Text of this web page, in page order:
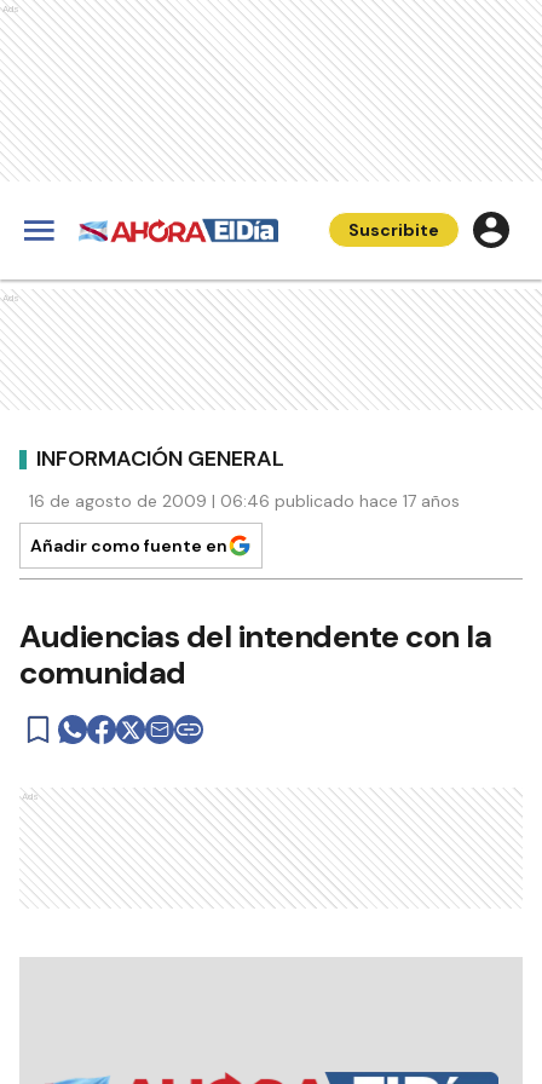
Ads
Suscribite
Ads
INFORMACIÓN GENERAL
16 de agosto de 2009 | 06:46 publicado hace 17 años
Añadir como fuente en
Audiencias del intendente con la
comunidad
Ads